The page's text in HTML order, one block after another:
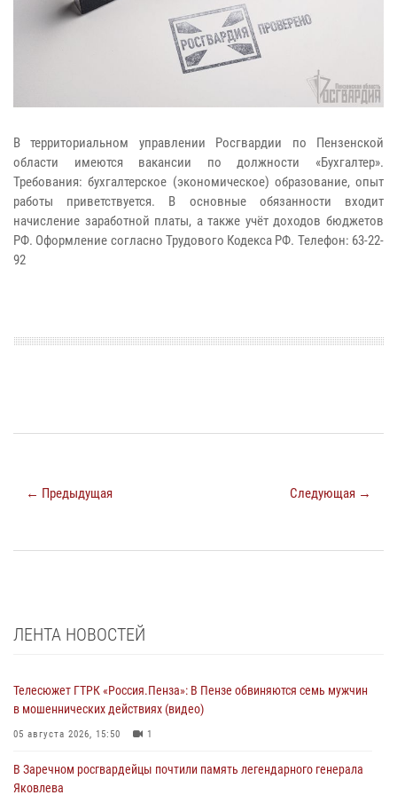
В территориальном управлении Росгвардии по Пензенской
области имеются вакансии по должности «Бухгалтер».
Требования: бухгалтерское (экономическое) образование, опыт
работы приветствуется. В основные обязанности входит
начисление заработной платы, а также учёт доходов бюджетов
РФ. Оформление согласно Трудового Кодекса РФ. Телефон: 63-22-
92
← Предыдущая Следующая →
ЛЕНТА НОВОСТЕЙ
Телесюжет ГТРК «Россия.Пенза»: В Пензе обвиняются семь мужчин
в мошеннических действиях (видео)
05 августа 2026, 15:50 1
В Заречном росгвардейцы почтили память легендарного генерала
Яковлева